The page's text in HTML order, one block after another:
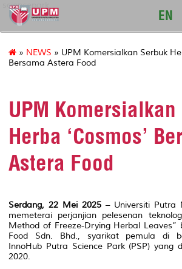
sciencepark
EN
» NEWS » UPM Komersialkan Serbuk
Bersama Astera Food
UPM
Herba ‘Cosmos’
Astera Food
Serdang, 22 Mei 2025 – Universiti Putra
memeterai perjanjian pelesenan
Method of Freeze-Drying Herbal Leaves”
Food Sdn. Bhd., syarikat pemula di
InnoHub Putra Science Park (PSP) yang
2020.